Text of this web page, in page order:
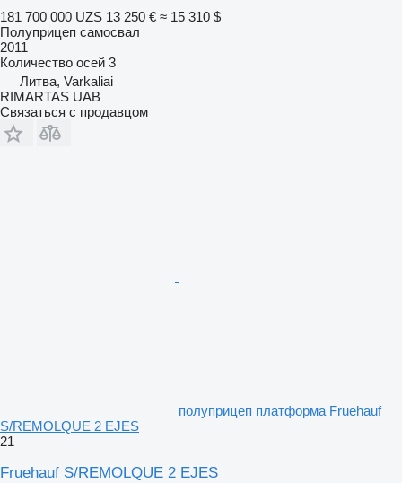
181 700 000 UZS 13 250 € ≈ 15 310 $
Полуприцеп самосвал
2011
Количество осей 3
Литва, Varkaliai
RIMARTAS UAB
Связаться с продавцом
полуприцеп платформа Fruehauf
S/REMOLQUE 2 EJES
21
Fruehauf S/REMOLQUE 2 EJES